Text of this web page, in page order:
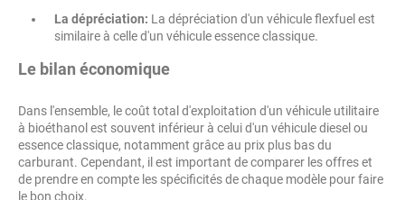
La dépréciation: La dépréciation d'un véhicule flexfuel est
similaire à celle d'un véhicule essence classique.
Le bilan économique
Dans l'ensemble, le coût total d'exploitation d'un véhicule utilitaire
à bioéthanol est souvent inférieur à celui d'un véhicule diesel ou
essence classique, notamment grâce au prix plus bas du
carburant. Cependant, il est important de comparer les offres et
de prendre en compte les spécificités de chaque modèle pour faire
le bon choix.